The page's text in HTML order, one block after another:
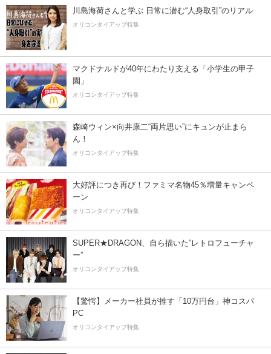
川島海荷さんと学ぶ 日常に潜む“人身取引”のリアル
オリコンタイアップ特集
マクドナルドが40年にわたり支える「小学生の甲子
園」
オリコンタイアップ特集
森崎ウィン×向井康二“両片思い”にキュンが止まら
ん！
オリコンタイアップ特集
大好評につき再び！ファミマ名物45％増量キャンペ
ーン
オリコンタイアップ特集
SUPER★DRAGON、自ら描いた”レトロフューチャ
ー”
オリコンタイアップ特集
【驚愕】メーカー社員が推す「10万円台」神コスパ
PC
オリコンタイアップ特集